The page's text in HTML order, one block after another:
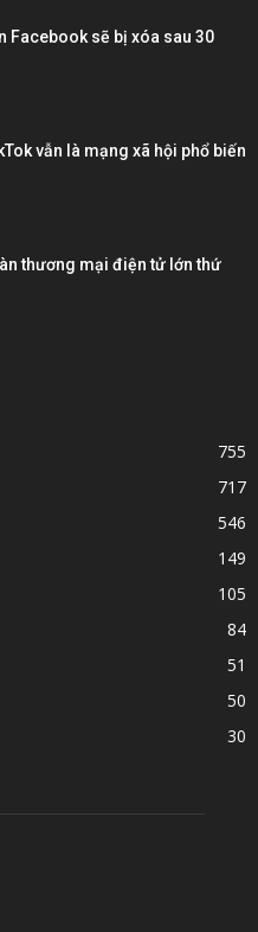
Facebook sẽ bị xóa sau 30
vẫn là mạng xã hội phổ biến
thương mại điện tử lớn thứ
755
717
546
149
105
84
51
50
30